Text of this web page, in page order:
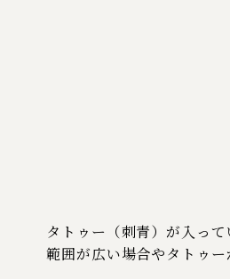
タトゥー（刺青）が入っ
範囲が広い場合やタトゥ